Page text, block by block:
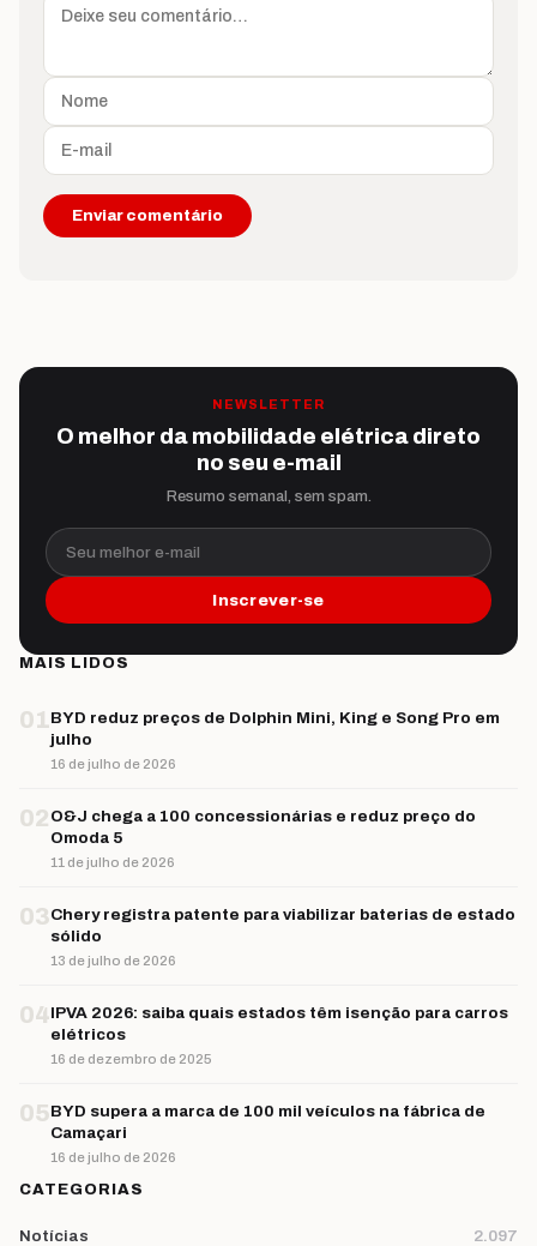
NEWSLETTER
O melhor da mobilidade elétrica direto
no seu e-mail
Resumo semanal, sem spam.
Seu melhor e-mail
Inscrever-se
MAIS LIDOS
01BYD reduz preços de Dolphin Mini, King e Song Pro em
julho
16 de julho de 2026
02 O&J chega a 100 concessionárias e reduz preço do
Omoda 5
11 de julho de 2026
03Chery registra patente para viabilizar baterias de estado
sólido
13 de julho de 2026
04IPVA 2026: saiba quais estados têm isenção para carros
elétricos
16 de dezembro de 2025
05BYD supera a marca de 100 mil veículos na fábrica de
Camaçari
16 de julho de 2026
CATEGORIAS
Notícias 2.097